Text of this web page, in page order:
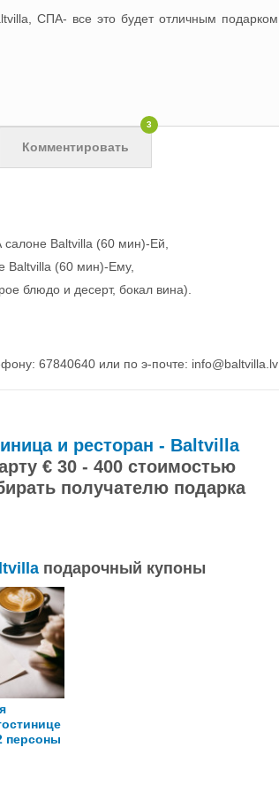
СПА- все это будет отличным подарком
Комментировать
3
Baltvilla (60 мин)-Ей,
Baltvilla (60 мин)-Ему,
блюдо и десерт, бокал вина).
67840640 или по э-почте: info@baltvilla.lv
и ресторан - Baltvilla
€ 30 - 400 стоимостью
получателю подарка
подарочный купоны
персоны